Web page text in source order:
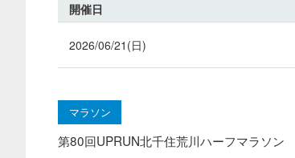
開催日
2026/06/21(日)
マラソン
第80回UPRUN北千住荒川ハーフマラソン